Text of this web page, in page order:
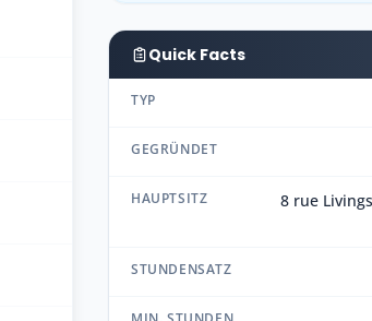
Quick Facts
TYP
GEGRÜNDET
HAUPTSITZ
8 rue
STUNDENSATZ